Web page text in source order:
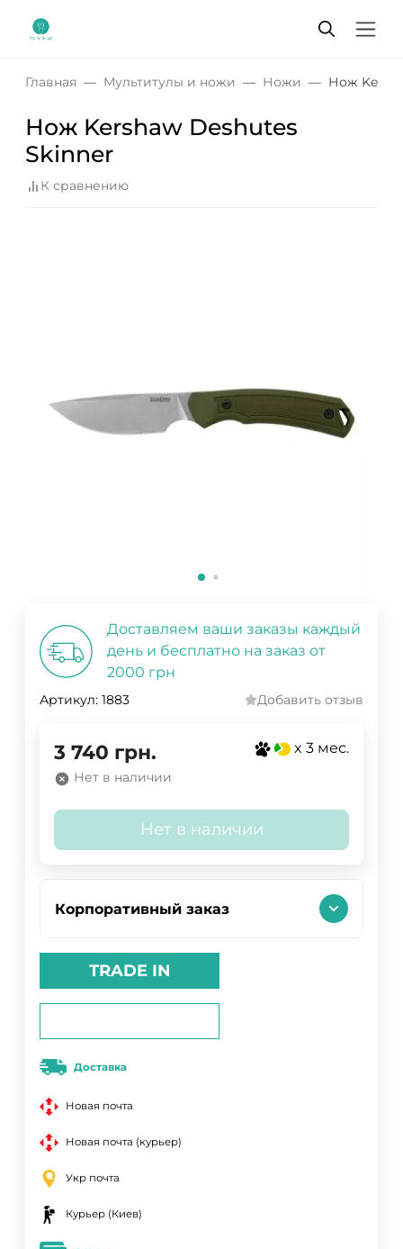
Главная Мультитулы и ножи Ножи Нож
Нож Kershaw Deshutes
Skinner
К сравнению
Доставляем ваши заказы каждый
день и бесплатно на заказ от
2000 грн
Артикул: 1883 Добавить отзыв
3 740 грн. x 3 мес.
Нет в наличии
Нет в наличии
Корпоративный заказ
TRADE IN
Доставка
Новая почта
Новая почта (курьер)
Укр почта
Курьер (Киев)